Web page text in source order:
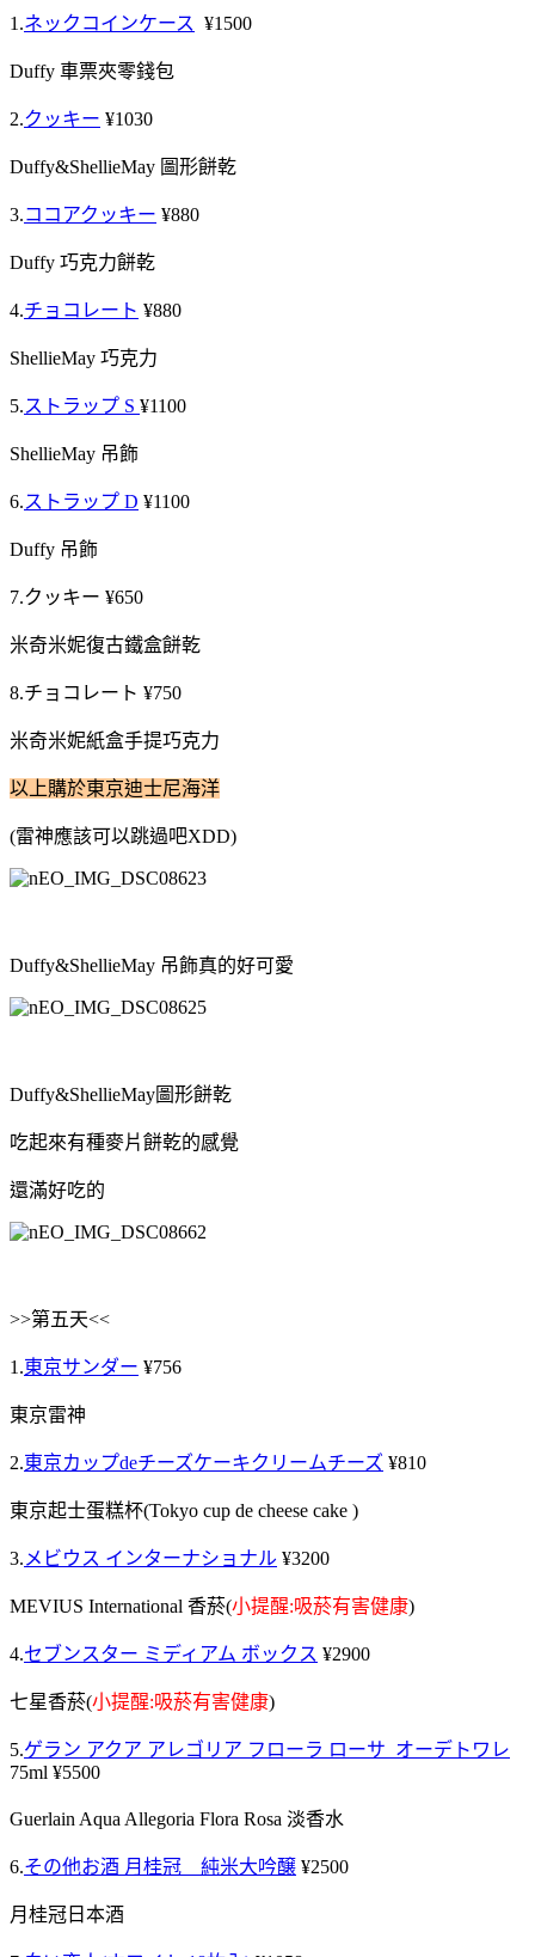
1.ネックコインケース ¥1500
Duffy 車票夾零錢包
2.クッキー ¥1030
Duffy&ShellieMay 圖形餅乾
3.ココアクッキー ¥880
Duffy 巧克力餅乾
4.チョコレート ¥880
ShellieMay 巧克力
5. ストラップ S ¥1100
ShellieMay 吊飾
6. ストラップ D ¥1100
Duffy 吊飾
7.クッキー ¥650
米奇米妮復古鐵盒餅乾
8.チョコレート ¥750
米奇米妮紙盒手提巧克力
以上購於東京迪士尼海洋
(雷神應該可以跳過吧XDD)
Duffy&ShellieMay 吊飾真的好可愛
Duffy&ShellieMay圖形餅乾
吃起來有種麥片餅乾的感覺
還滿好吃的
>>第五天<<
1.東京サンダー ¥756
東京雷神
2.東京カップdeチーズケーキクリームチーズ ¥810
東京起士蛋糕杯(Tokyo cup de cheese cake )
3. メビウス インターナショナル ¥3200
MEVIUS International 香菸(小提醒:吸菸有害健康)
4.セブンスター ミディアム ボックス ¥2900
七星香菸(小提醒:吸菸有害健康)
5.ゲラン アクア アレゴリア フローラ ローサ オーデトワレ
75ml ¥5500
Guerlain Aqua Allegoria Flora Rosa 淡香水
6.その他お酒 月桂冠 純米大吟醸 ¥2500
月桂冠日本酒